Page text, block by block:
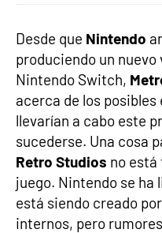
Desde que Nintendo
produciendo un
Nintendo Switch,
acerca de los
llevarían a cabo este
sucederse. Una cosa
Retro Studios no está
juego. Nintendo se ha
está siendo creado
internos, pero